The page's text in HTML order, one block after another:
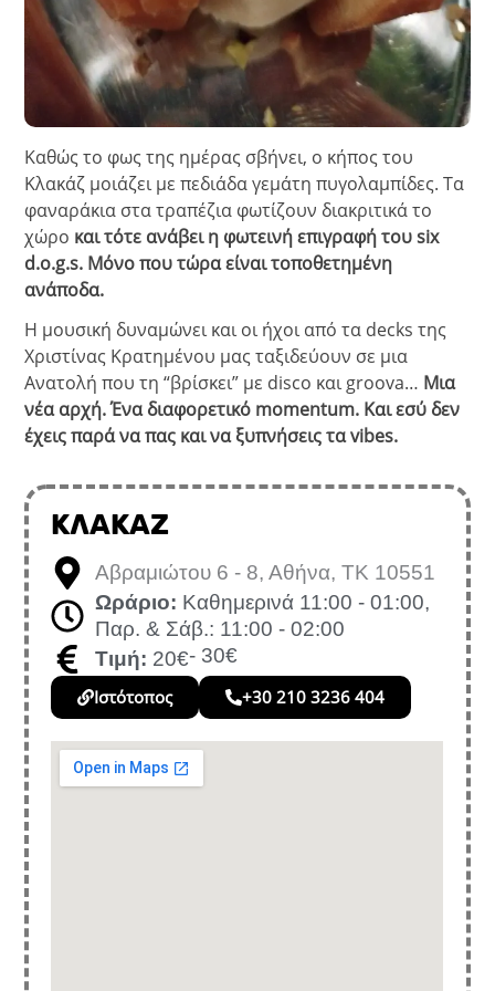
Καθώς το φως της ημέρας σβήνει, ο κήπος του
Κλακάζ μοιάζει με πεδιάδα γεμάτη πυγολαμπίδες. Τα
φαναράκια στα τραπέζια φωτίζουν διακριτικά το
χώρο και τότε ανάβει η φωτεινή επιγραφή του six
d.o.g.s. Μόνο που τώρα είναι τοποθετημένη
ανάποδα.
Η μουσική δυναμώνει και οι ήχοι από τα decks της
Χριστίνας Κρατημένου μας ταξιδεύουν σε μια
Ανατολή που τη “βρίσκει” με disco και groova… Μια
νέα αρχή. Ένα διαφορετικό momentum. Και εσύ δεν
έχεις παρά να πας και να ξυπνήσεις τα vibes.
ΚΛΑΚΑΖ
Αβραμιώτου 6 - 8, Αθήνα, ΤΚ 10551
Ωράριο: Καθημερινά 11:00 - 01:00,
Παρ. & Σάβ.: 11:00 - 02:00
Τιμή: 20€- 30€
Ιστότοπος +30 210 3236 404